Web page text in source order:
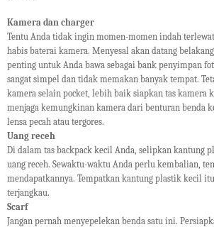
Kamera dan charger
Tentu Anda tidak ingin momen-momen indah
habis baterai kamera. Menyesal akan datang
penting untuk Anda bawa sebagai bank penyimpan
sangat simpel dan tidak memakan banyak tempat.
kamera selain pocket, lebih baik siapkan tas kamera
menjaga kemungkinan kamera dari benturan benda
lensa pecah atau tergores.
Uang receh
Di dalam tas backpack kecil Anda, selipkan kantung
uang receh. Sewaktu-waktu Anda perlu kembalian,
mendapatkannya. Tempatkan kantung plastik kecil
terjangkau.
Scarf
Jangan pernah menyepelekan benda satu ini.